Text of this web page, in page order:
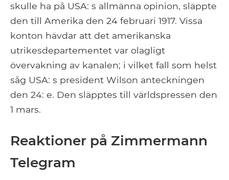
skulle ha på USA: s allmänna opinion, släppte
den till Amerika den 24 februari 1917. Vissa
konton hävdar att det amerikanska
utrikesdepartementet var olagligt
övervakning av kanalen; i vilket fall som helst
såg USA: s president Wilson anteckningen
den 24: e. Den släpptes till världspressen den
1 mars.
Reaktioner på Zimmermann
Telegram